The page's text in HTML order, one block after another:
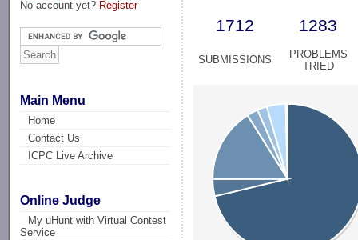
No account yet? Register
Main Menu
Home
Contact Us
ICPC Live Archive
Online Judge
My uHunt with Virtual Contest
Service
1712 1283
SUBMISSIONS
PROBLEMS
TRIED